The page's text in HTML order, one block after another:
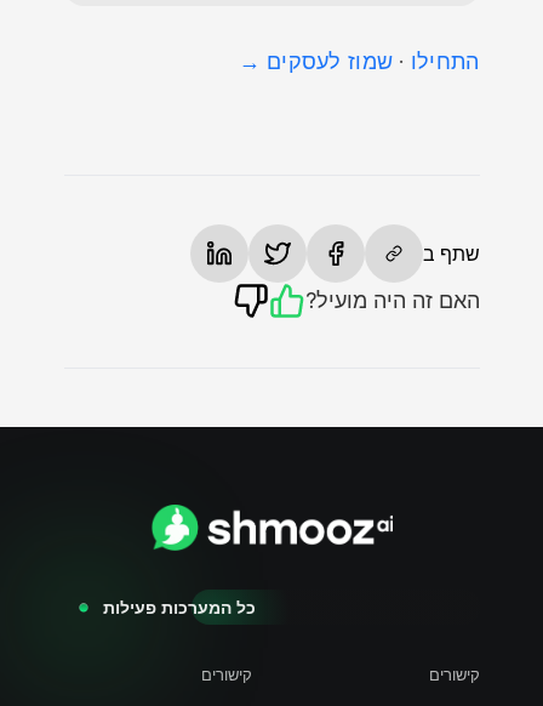
התחילו · שמוז לעסקים →
שתף ב
האם זה היה מועיל?
כל המערכות פעילות
קישורים קישורים